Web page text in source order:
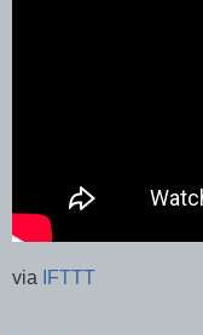
via IFTTT